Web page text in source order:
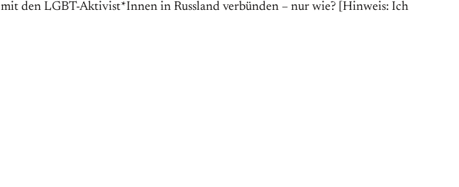
den LGBT-Aktivist*Innen in Russland verbünden – nur wie? [Hinweis: Ich